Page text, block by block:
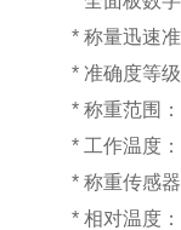
* 称量迅速
* 准确度
* 称重范
* 工作温
* 称重传
* 相对温